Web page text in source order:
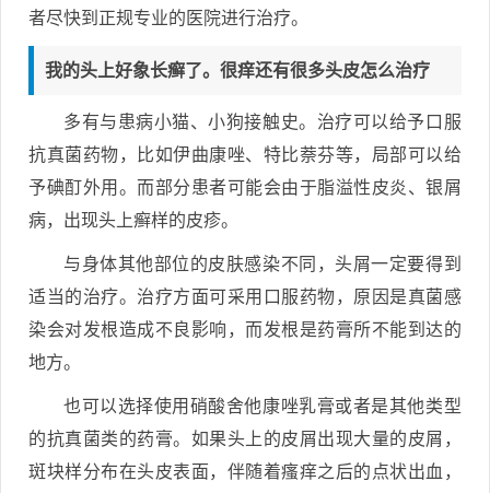
者尽快到正规专业的医院进行治疗。
我的头上好象长癣了。很痒还有很多头皮怎么治疗
多有与患病小猫、小狗接触史。治疗可以给予口服
抗真菌药物，比如伊曲康唑、特比萘芬等，局部可以给
予碘酊外用。而部分患者可能会由于脂溢性皮炎、银屑
病，出现头上癣样的皮疹。
与身体其他部位的皮肤感染不同，头屑一定要得到
适当的治疗。治疗方面可采用口服药物，原因是真菌感
染会对发根造成不良影响，而发根是药膏所不能到达的
地方。
也可以选择使用硝酸舍他康唑乳膏或者是其他类型
的抗真菌类的药膏。如果头上的皮屑出现大量的皮屑，
斑块样分布在头皮表面，伴随着瘙痒之后的点状出血，